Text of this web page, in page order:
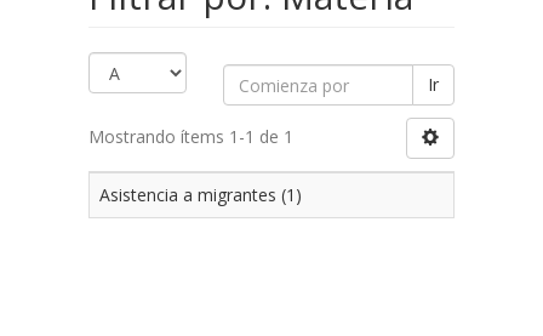
Ir
Mostrando ítems 1-1 de 1
Asistencia a migrantes (1)